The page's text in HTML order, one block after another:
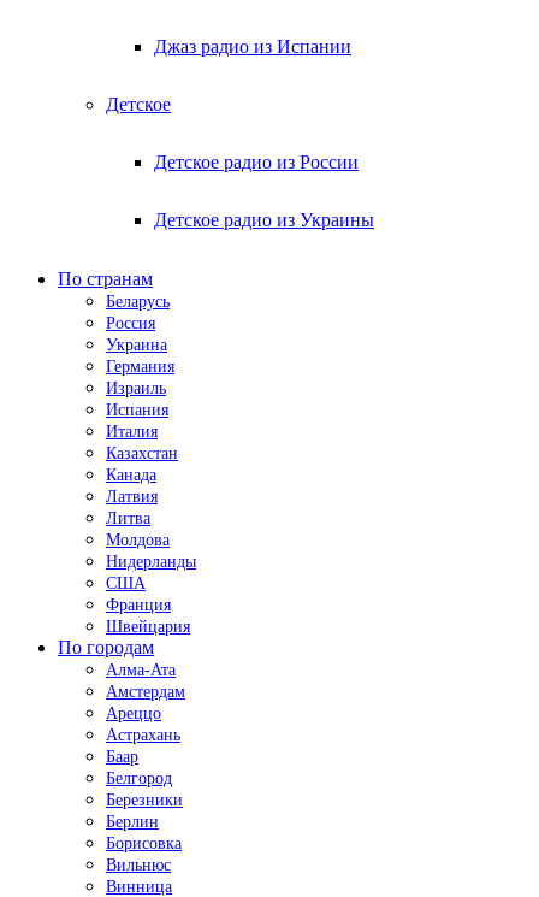
Джаз радио из Испании
Детское
Детское радио из России
Детское радио из Украины
По странам
Беларусь
Россия
Украина
Германия
Израиль
Испания
Италия
Казахстан
Канада
Латвия
Литва
Молдова
Нидерланды
США
Франция
Швейцария
По городам
Алма-Ата
Амстердам
Ареццо
Астрахань
Баар
Белгород
Березники
Берлин
Борисовка
Вильнюс
Винница